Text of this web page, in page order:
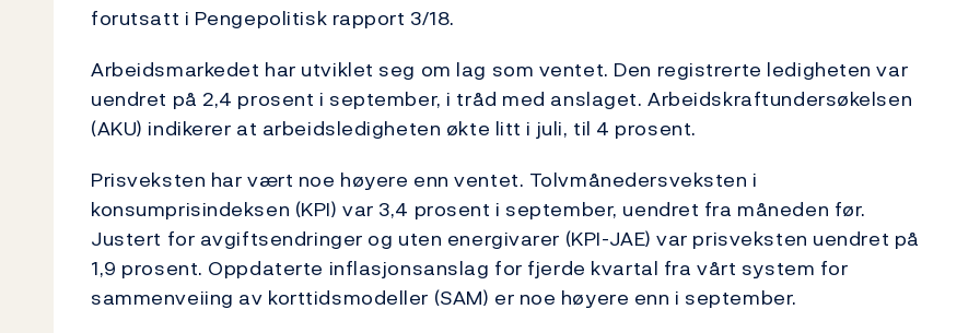
forutsatt i Pengepolitisk rapport 3/18.
Arbeidsmarkedet har utviklet seg om lag som ventet. Den registrerte ledigheten var
uendret på 2,4 prosent i september, i tråd med anslaget. Arbeidskraftundersøkelsen
(AKU) indikerer at arbeidsledigheten økte litt i juli, til 4 prosent.
Prisveksten har vært noe høyere enn ventet. Tolvmånedersveksten i
konsumprisindeksen (KPI) var 3,4 prosent i september, uendret fra måneden før.
Justert for avgiftsendringer og uten energivarer (KPI-JAE) var prisveksten uendret på
1,9 prosent. Oppdaterte inflasjonsanslag for fjerde kvartal fra vårt system for
sammenveiing av korttidsmodeller (SAM) er noe høyere enn i september.